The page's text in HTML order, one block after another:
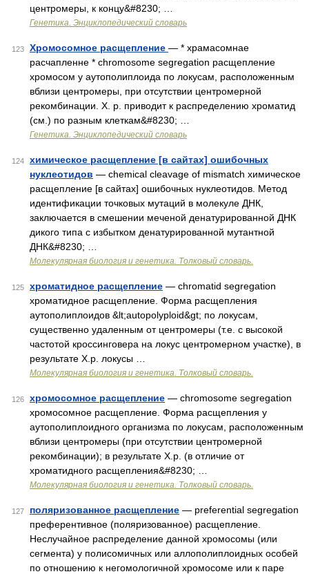
центромеры, к концу&#8230; …
Генетика. Энциклопедический словарь
123 Хромосомное расщепление — * храмасомнае
расчапленне * chromosomе segregation расщепление
хромосом у аутополиплоида по локусам, расположенным
вблизи центромеры, при отсутствии центромерной
рекомбинации. Х. р. приводит к распределению хроматид
(см.) по разным клеткам&#8230; …
Генетика. Энциклопедический словарь
124
химическое расщепление [в сайтах] ошибочных
нуклеотидов — chemical cleavage of mismatch химическое
расщепление [в сайтах] ошибочных нуклеотидов. Метод
идентификации точковых мутаций в молекуле ДНК,
заключается в смешении меченой денатурированной ДНК
дикого типа с избытком денатурированной мутантной
ДНК&#8230; …
Молекулярная биология и генетика. Толковый словарь.
125 хроматидное расщепление — chromatid segregation
хроматидное расщепление. Форма расщепления
аутополиплоидов &lt;autopolyploid&gt; по локусам,
существенно удаленным от центромеры (т.е. с высокой
частотой кроссинговера на локус центромерном участке), в
результате Х.р. локусы …
Молекулярная биология и генетика. Толковый словарь.
126 хромосомное расщепление — chromosome segregation
хромосомное расщепление. Фоpма расщепления у
аутополиплоидного организма по локусам, расположенным
вблизи центромеры (при отсутствии центромерной
рекомбинации); в результате Х.р. (в отличие от
хроматидного расщепления&#8230; …
Молекулярная биология и генетика. Толковый словарь.
127 поляризованное расщепление — preferential segregation
преферентивное (поляризованное) расщепление.
Hеслучайное распределение данной хромосомы (или
сегмента) у полисомичных или аллополиплоидных особей
по отношению к негомологичной хромосоме или к паре